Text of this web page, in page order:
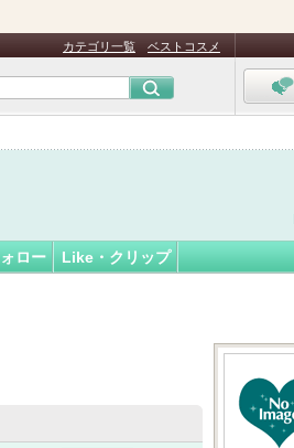
カテゴリ一覧 ベストコスメ
ロー Like・クリップ